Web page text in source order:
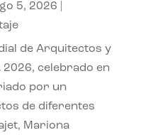
5, 2026
de Arquitectos y
2026, celebrado en
por un
de diferentes
Mariona